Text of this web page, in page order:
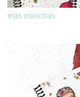
más manchas